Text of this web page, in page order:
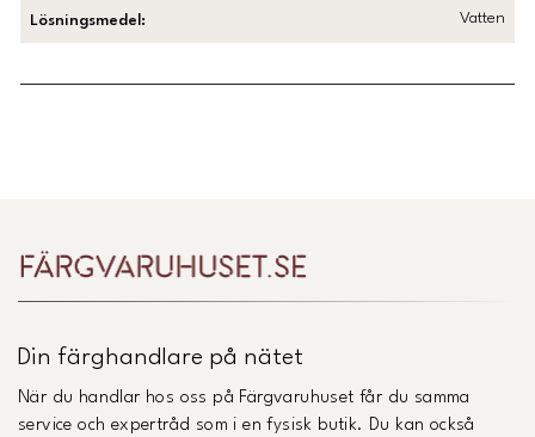
Lösningsmedel : Vatten
Din färghandlare på nätet
När du handlar hos oss på Färgvaruhuset får du samma
service och expertråd som i en fysisk butik. Du kan också